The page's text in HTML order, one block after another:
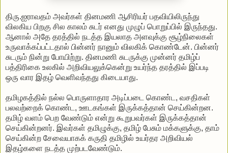
திரு.ஐராவதம் அவர்கள் தினமணி ஆசிரியர் பதவியிலிருந்து
விலகிய பிறகு சில காலம் சுடர் எனது முழுப் பொறுப்பில் இருந்தது.
ஆனால் அதே தரத்தில் நடத்த இயலாத அளவுக்கு சூழ்நிலைகள்
உருவாக்கப்பட்டதால் பின்னர் நானும் விலகிக் கொண்டேன். பின்னர்
சுடரும் நின்று போயிற்று. தினமணி சுடருக்கு முன்னர் தமிழ்ப்
பத்திரிகை உலகில் அறிவியலுக்கென்று உயர்ந்த தரத்தில் இப்படி
ஒரு வார இதழ் வெளிவந்தது கிடையாது.
தமிழகத்தில் நல்ல பொருளாதார அடிப்படை கொண்ட, வசதிகள்
பலவற்றைக் கொண்ட, ஊடகங்கள் இருக்கத்தான் செய்கின்றன.
தமிழ் வளம் பெற வேண்டும் என்று கூறுபவர்கள் இருக்கத்தான்
செய்கின்றனர். இவர்கள் தமிழுக்கு, தமிழ் பேசும் மக்களுக்கு, தாம்
செய்கின்ற சேவையாகக் கருதி தமிழில் உயர்தர அறிவியல்
இதழ்களை நடத்த முற்படவேண்டும்.